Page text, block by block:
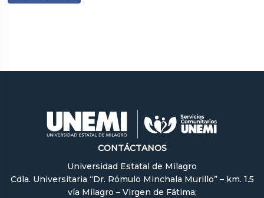
CONTÁCTANOS
Universidad Estatal de Milagro
Cdla. Universitaria “Dr. Rómulo Minchala Murillo” – km. 1.5
vía Milagro – Virgen de Fátima;